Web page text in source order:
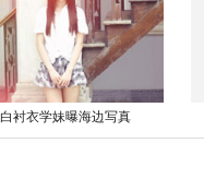
白衬衣学妹曝海边写真